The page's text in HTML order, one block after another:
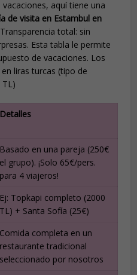
aquí tiene una
de visita en Estambul en
total: sin
Esta tabla le permite
de vacaciones. Los
liras turcas (tipo de
TL)
Detalles
Basado en una pareja (250€
el grupo). ¡Solo 65€/pers.
para 4 viajeros!
Ej: Topkapi completo (2000
TL) + Santa Sofía (25€)
Comida completa en un
restaurante tradicional
seleccionado por nosotros